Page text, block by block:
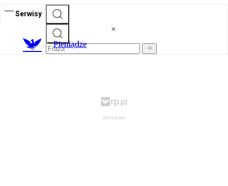
Serwisy
Pieniądze